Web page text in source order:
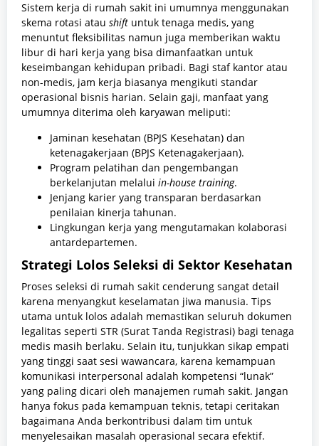
Sistem kerja di rumah sakit ini umumnya menggunakan
skema rotasi atau shift untuk tenaga medis, yang
menuntut fleksibilitas namun juga memberikan waktu
libur di hari kerja yang bisa dimanfaatkan untuk
keseimbangan kehidupan pribadi. Bagi staf kantor atau
non-medis, jam kerja biasanya mengikuti standar
operasional bisnis harian. Selain gaji, manfaat yang
umumnya diterima oleh karyawan meliputi:
Jaminan kesehatan (BPJS Kesehatan) dan
ketenagakerjaan (BPJS Ketenagakerjaan).
Program pelatihan dan pengembangan
berkelanjutan melalui in-house training.
Jenjang karier yang transparan berdasarkan
penilaian kinerja tahunan.
Lingkungan kerja yang mengutamakan kolaborasi
antardepartemen.
Strategi Lolos Seleksi di Sektor Kesehatan
Proses seleksi di rumah sakit cenderung sangat detail
karena menyangkut keselamatan jiwa manusia. Tips
utama untuk lolos adalah memastikan seluruh dokumen
legalitas seperti STR (Surat Tanda Registrasi) bagi tenaga
medis masih berlaku. Selain itu, tunjukkan sikap empati
yang tinggi saat sesi wawancara, karena kemampuan
komunikasi interpersonal adalah kompetensi “lunak”
yang paling dicari oleh manajemen rumah sakit. Jangan
hanya fokus pada kemampuan teknis, tetapi ceritakan
bagaimana Anda berkontribusi dalam tim untuk
menyelesaikan masalah operasional secara efektif.